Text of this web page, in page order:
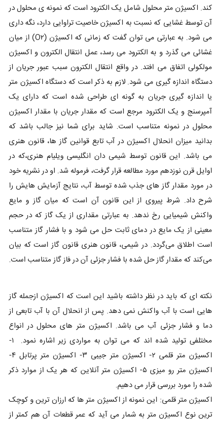
کند. اکسیژن متر محلول شامل یک الکترود است که نمونه ی محلول در
آن توسط غشایی که نسبت به اکسیژن خاصیت تراوایی دارد، نگه داری
می شود. به عبارتی می توان گفت که زمانی که اکسیژن (O۲) از میان
غشائی می گذرد و به الکترود می رسد، عمل انتقال الکترون و اکسیژن
مولکولی اتفاق می افتد. در واقع انتقال الکترون سبب عبور جریان از
دستگاه اندازه گیری می شود. لازم به ذکر است که دستگاه اکسیژن متر
یا اندازه گیری جریان به گونه ای طراحی شده است که دارای یک
آمپرسنج و یک الکترود مرجع است که مقدار جریان با مقدار اکسیژن
محلول در نمونه متناسب است. شاید برای شما نیز جالب باشد که
بدانید میزان انحلال اکسیژن در آب تابع قوانین گاز ها، قانون هنری
می باشد. این قانون توسط شیمی دان انگلیسی ویلیام هنری،که در
اوایل قرن نوزدهم مورد مطالعه قرار گرفت، فرموله شد. او در نشریه خود
در مورد مقدار گاز های جذب شده توسط آب، نتایج آزمایش هایش را
شرح داد. شرط پیروی از این قانون آن است که میان گاز و مایع
واکنش شیمیایی رخ ندهد. به عبارتی مقداری از یک گاز که در حجم
معینی از یک مایع در دمای ثابت حل می ‌شود و با فشار گاز متناسب
است اطلاق می‌گردد. در شیمی، قانون هنری قانون گاز است که بیان
می‌کند که مقدار گاز حل شده با فشار جزئی آن در فاز گاز متناسب است.
نکته ای که باید در نظر داشته باشید این است که اکسیژن ازجمله گاز
هایی است با آب واکنش نمی دهد. پس از انحلال آن با آب تابعی از
دما و فشار جزئی آب می باشد. اکسیژن متر های محلول در انواع
مختلفی تولید شده اند که می توان به مواردی زیر اشاره نمود. ۱-
اکسیژن متر قلمی ۲- اکسیژن متر جیبی ۳- اکسیژن متر پرتابل ۴-
اکسیژن متر رو میزی ۵- اکسیژن متر آنلاین که هر یک از موارد ذکر
شده را مورد بررسی قرار می دهیم.
اکسیژن متر قلمی: این نمونه از اکسیژن متر ها که ارزان ترین و کوچک
ترین نوع اکسیژن متر به شمار می آید که عمر قطعات آن هم کمتر از